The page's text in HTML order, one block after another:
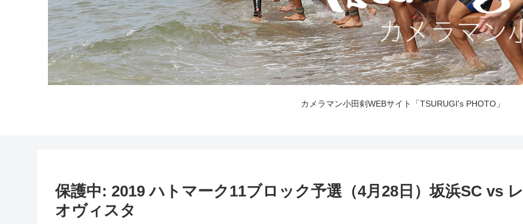
カメラマン小田剣WEBサイト「TSURUGI's PHOTO」
保護中: 2019 ハトマーク11ブロック予選（4月28日）坂浜SC vs レ
オヴィスタ